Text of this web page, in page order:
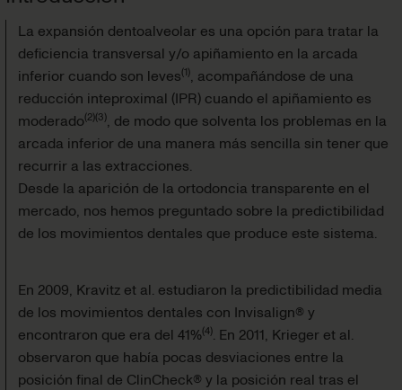
La expansión dentoalveolar es una opción para tratar la
deficiencia transversal y/o apiñamiento en la arcada
inferior cuando son leves(1), acompañándose de una
reducción inteproximal (IPR) cuando el apiñamiento es
moderado(2)(3), de modo que solventa los problemas en la
arcada inferior de una manera más sencilla sin tener que
recurrir a las extracciones.
Desde la aparición de la ortodoncia transparente en el
mercado, nos hemos preguntado sobre la predictibilidad
de los movimientos dentales que produce este sistema.
En 2009, Kravitz et al. estudiaron la predictibilidad media
de los movimientos dentales con Invisalign® y
encontraron que era del 41%(4). En 2011, Krieger et al.
observaron que había pocas desviaciones entre la
posición final de ClinCheck® y la posición real tras el